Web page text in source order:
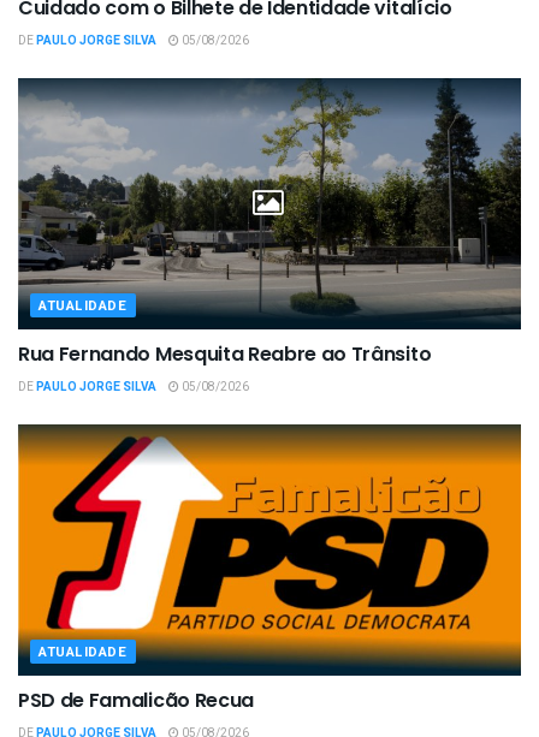
Cuidado com o Bilhete de Identidade vitalício
DEPAULO JORGE SILVA 05/08/2026
ATUALIDADE
Rua Fernando Mesquita Reabre ao Trânsito
DEPAULO JORGE SILVA 05/08/2026
ATUALIDADE
PSD de Famalicão Recua
DEPAULO JORGE SILVA 05/08/2026